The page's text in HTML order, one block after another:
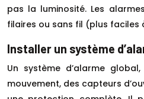
pas la luminosité. Les
filaires ou sans fil (plus faciles
Installer un système
Un système d’alarme
mouvement, des capteurs